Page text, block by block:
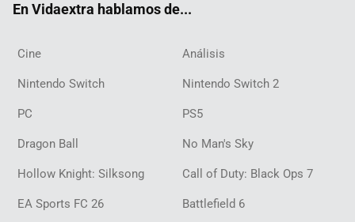
En Vidaextra hablamos de...
Cine Análisis
Nintendo Switch Nintendo Switch 2
PC PS5
Dragon Ball No Man's Sky
Hollow Knight: Silksong Call of Duty: Black Ops 7
EA Sports FC 26 Battlefield 6